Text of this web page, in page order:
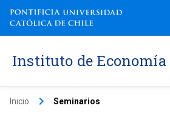
Instituto de Economía
Inicio keyboard_arrow_right Seminarios